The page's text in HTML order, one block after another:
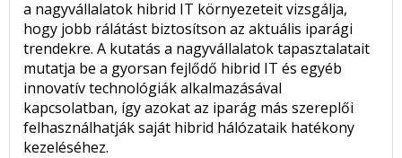
a nagyvállalatok hibrid IT környezeteit vizsgálja,
hogy jobb rálátást biztosítson az aktuális iparági
trendekre. A kutatás a nagyvállalatok tapasztalatait
mutatja be a gyorsan fejlődő hibrid IT és egyéb
innovatív technológiák alkalmazásával
kapcsolatban, így azokat az iparág más szereplői
felhasználhatják saját hibrid hálózataik hatékony
kezeléséhez.